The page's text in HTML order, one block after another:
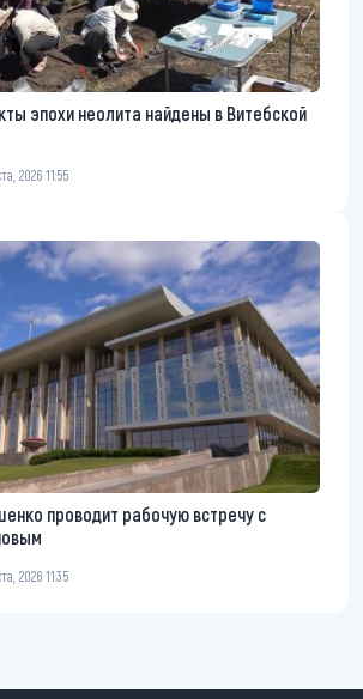
эпохи неолита найдены в Витебской
2026 11:55
проводит рабочую встречу с
2026 11:35